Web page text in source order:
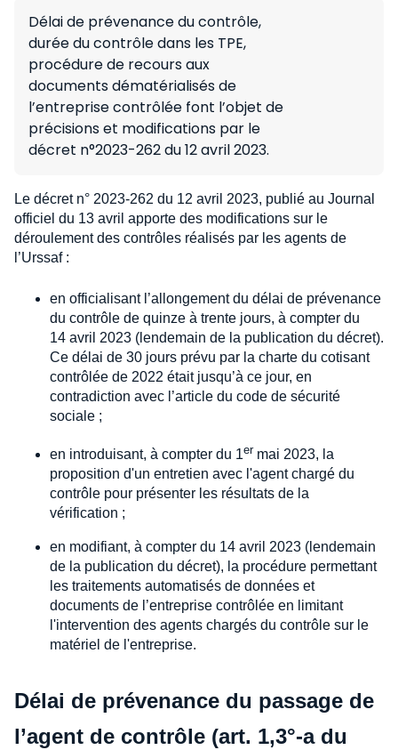
Délai de prévenance du contrôle,
durée du contrôle dans les TPE,
procédure de recours aux
documents dématérialisés de
l’entreprise contrôlée font l’objet de
précisions et modifications par le
décret n°2023-262 du 12 avril 2023.
Le décret n° 2023-262 du 12 avril 2023, publié au Journal
officiel du 13 avril apporte des modifications sur le
déroulement des contrôles réalisés par les agents de
l’Urssaf :
en officialisant l’allongement du délai de prévenance
du contrôle de quinze à trente jours, à compter du
14 avril 2023 (lendemain de la publication du décret).
Ce délai de 30 jours prévu par la charte du cotisant
contrôlée de 2022 était jusqu’à ce jour, en
contradiction avec l’article du code de sécurité
sociale ;
en introduisant, à compter du 1er mai 2023, la
proposition d'un entretien avec l'agent chargé du
contrôle pour présenter les résultats de la
vérification ;
en modifiant, à compter du 14 avril 2023 (lendemain
de la publication du décret), la procédure permettant
les traitements automatisés de données et
documents de l’entreprise contrôlée en limitant
l'intervention des agents chargés du contrôle sur le
matériel de l'entreprise.
Délai de prévenance du passage de
l’agent de contrôle (art. 1,3°-a du